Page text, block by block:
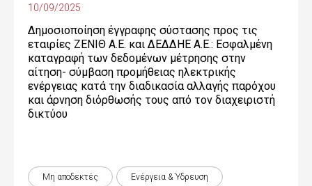
10/09/2025
Δημοσιοποίηση έγγραφης σύστασης προς τις
εταιρίες ΖΕΝΙΘ Α.Ε. και ΔΕΔΔΗΕ Α.Ε.: Εσφαλμένη
καταγραφή των δεδομένων μέτρησης στην
αίτηση- σύμβαση προμήθειας ηλεκτρικής
ενέργειας κατά την διαδικασία αλλαγής παρόχου
και άρνηση διόρθωσής τους από τον διαχειριστή
δικτύου
Μη αποδεκτές Ενέργεια & Ύδρευση